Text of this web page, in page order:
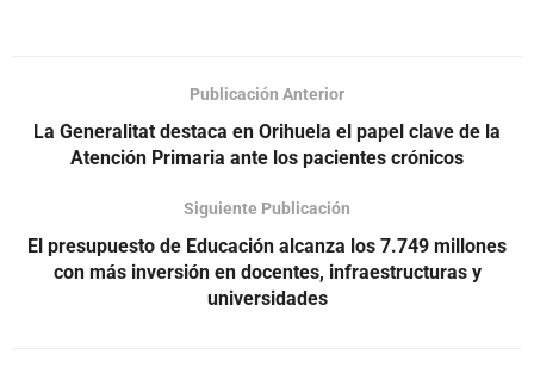
Publicación Anterior
La Generalitat destaca en Orihuela el papel clave de la
Atención Primaria ante los pacientes crónicos
Siguiente Publicación
El presupuesto de Educación alcanza los 7.749 millones
con más inversión en docentes, infraestructuras y
universidades